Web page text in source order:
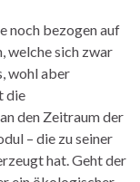
noch bezogen auf
welche sich zwar
wohl aber
die
den Zeitraum der
– die zu seiner
hat. Geht der